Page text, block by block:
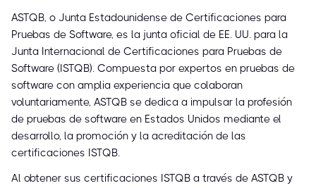
ASTQB, o Junta Estadounidense de Certificaciones para
Pruebas de Software, es la junta oficial de EE. UU. para la
Junta Internacional de Certificaciones para Pruebas de
Software (ISTQB). Compuesta por expertos en pruebas de
software con amplia experiencia que colaboran
voluntariamente, ASTQB se dedica a impulsar la profesión
de pruebas de software en Estados Unidos mediante el
desarrollo, la promoción y la acreditación de las
certificaciones ISTQB.
Al obtener sus certificaciones ISTQB a través de ASTQB y